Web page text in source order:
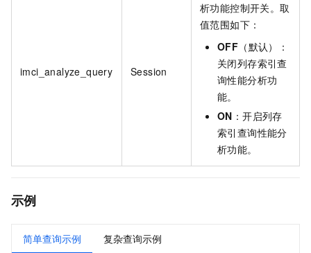
imci_analyze_query Session
析功能控制开关。取
值范围如下：
OFF （默认）：
关闭列存索引查
询性能分析功
能。
ON ：开启列存
索引查询性能分
析功能。
示例
简单查询示例 复杂查询示例